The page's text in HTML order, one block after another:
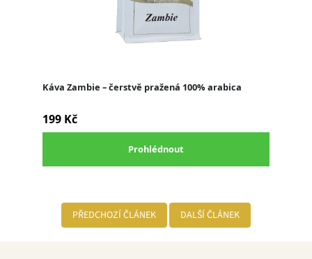
PŘEDCHOZÍ ČLÁNEK DALŠÍ ČLÁNEK